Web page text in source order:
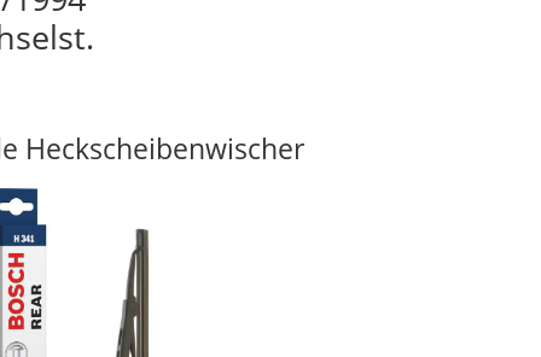
Heckscheibenwischer